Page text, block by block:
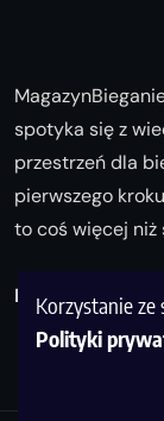
Korzystanie ze
Polityki
spotyka się z
przestrzeń dla
pierwszego
to coś więcej
Biegaj z nami i